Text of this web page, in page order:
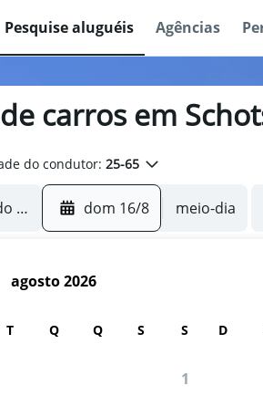
Pesquise aluguéis Agências
carros em
do condutor: 25-65
dom 16/8 meio-dia
agosto 2026
T Q Q S S
1
D